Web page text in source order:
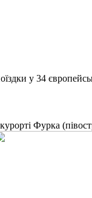
у 34
Фурка